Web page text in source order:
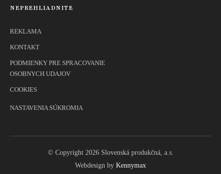
NEPREHLIADNITE
REKLAMA
KONTAKT
PODMIENKY PRE SPRACOVANIE
OSOBNYCH UDAJOV
COOKIES
NASTAVENIA SÚKROMIA
© Copyright 2026 Slovenská produkčná, a.s.
Webdesign by Kennymax